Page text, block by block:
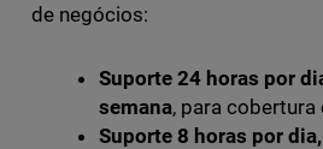
de negócios:
Suporte 24 horas por
semana, para cobertura
Suporte 8 horas por